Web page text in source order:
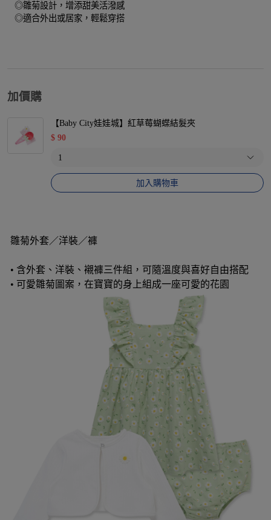
◎雛菊設計，增添甜美活潑感
◎適合外出或居家，輕鬆穿搭
加價購
【Baby City娃娃城】紅草莓蝴蝶結髮夾
$ 90
加入購物車
雛菊外套／洋裝／褲
• 含外套、洋裝、襯褲三件組，可隨溫度與喜好自由搭配
• 可愛雛菊圖案，在寶寶的身上組成一座可愛的花園